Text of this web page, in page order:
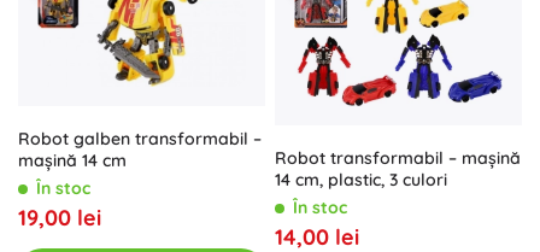
Robot galben transformabil –
mașină 14 cm
În stoc
19,00 lei
Robot transformabil – mașină
14 cm, plastic, 3 culori
În stoc
14,00 lei